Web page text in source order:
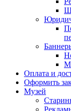
Оплата и
Оформить
Музей